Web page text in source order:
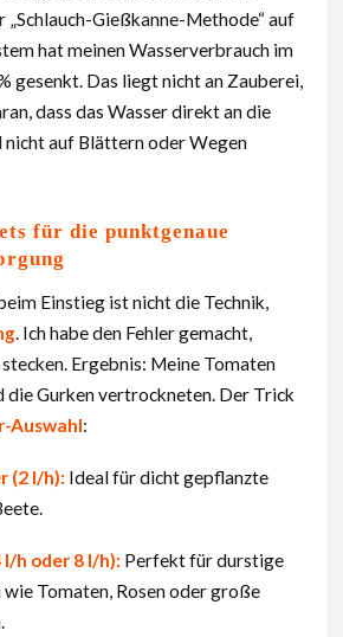
„Schlauch-Gießkanne-Methode“ auf
hat meinen Wasserverbrauch im
gesenkt. Das liegt nicht an Zauberei,
dass das Wasser direkt an die
auf Blättern oder Wegen
für die punktgenaue
Einstieg ist nicht die Technik,
. Ich habe den Fehler gemacht,
Ergebnis: Meine Tomaten
die Gurken vertrockneten. Der Trick
Auswahl:
(2 l/h): Ideal für dicht gepflanzte
h oder 8 l/h): Perfekt für durstige
wie Tomaten, Rosen oder große